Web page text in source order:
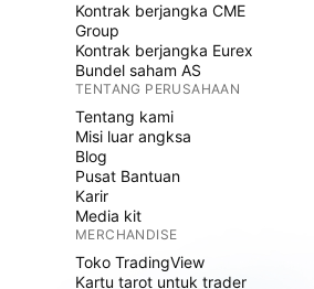
Kontrak berjangka CME
Group
Kontrak berjangka Eurex
Bundel saham AS
TENTANG PERUSAHAAN
Tentang kami
Misi luar angksa
Blog
Pusat Bantuan
Karir
Media kit
MERCHANDISE
Toko TradingView
Kartu tarot untuk trader